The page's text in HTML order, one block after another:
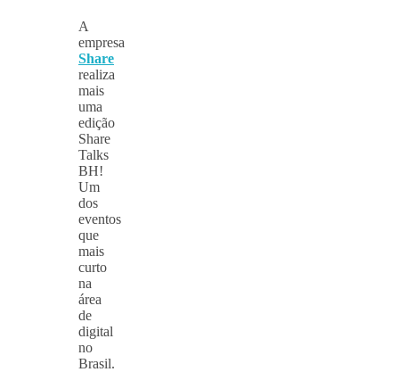
A
empresa
Share
realiza
mais
uma
edição
Share
Talks
BH!
Um
dos
eventos
que
mais
curto
na
área
de
digital
no
Brasil.